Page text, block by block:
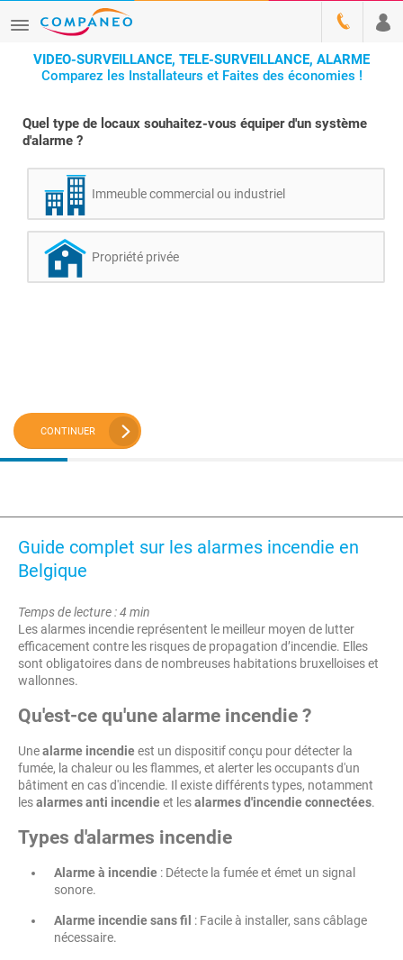
VIDEO-SURVEILLANCE, TELE-SURVEILLANCE, ALARME
Comparez les Installateurs et Faites des économies !
Quel type de locaux souhaitez-vous équiper d'un système
d'alarme ?
Immeuble commercial ou industriel
Propriété privée
CONTINUER
Guide complet sur les alarmes incendie en
Belgique
Temps de lecture : 4 min
Les alarmes incendie représentent le meilleur moyen de lutter
efficacement contre les risques de propagation d’incendie. Elles
sont obligatoires dans de nombreuses habitations bruxelloises et
wallonnes.
Qu'est-ce qu'une alarme incendie ?
Unealarme incendieest un dispositif conçu pour détecter la
fumée, la chaleur ou les flammes, et alerter les occupants d'un
bâtiment en cas d'incendie. Il existe différents types, notamment
lesalarmes anti incendieet lesalarmes d'incendie connectées.
Types d'alarmes incendie
Alarme à incendie : Détecte la fumée et émet un signal
sonore.
Alarme incendie sans fil : Facile à installer, sans câblage
nécessaire.